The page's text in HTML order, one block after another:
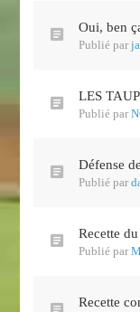
Oui, ben
Publié par
LES
Publié par
Défense
Publié par
Recette
Publié par
Recette